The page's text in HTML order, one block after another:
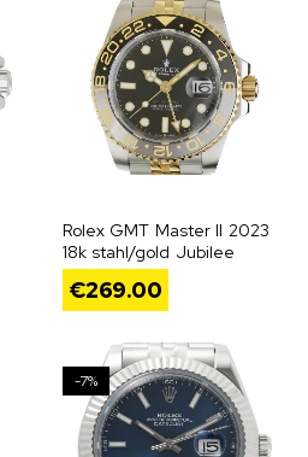
Rolex GMT Master II 2023
18k stahl/gold Jubilee
€269.00
-7%